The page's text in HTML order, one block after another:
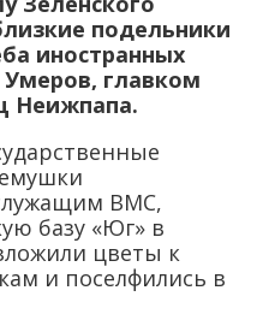
подельники
иностранных
главком
Неижпапа.
ВМС,
базу «Юг» в
цветы к
и поселфились в